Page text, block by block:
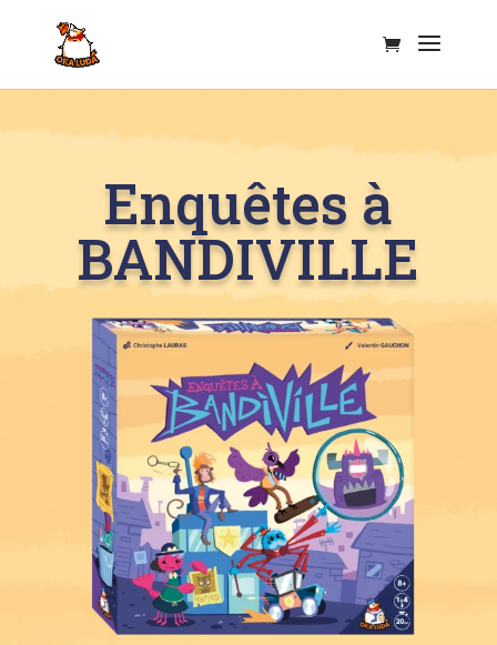
Enquêtes à
BANDIVILLE